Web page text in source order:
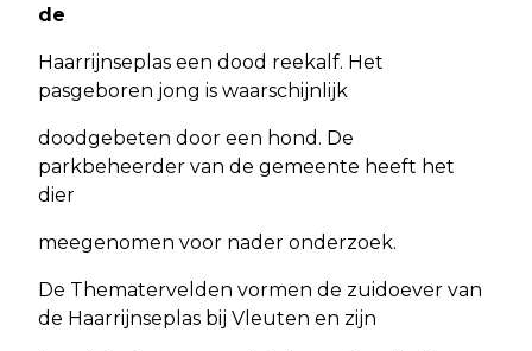
de
Haarrijnseplas een dood reekalf. Het
pasgeboren jong is waarschijnlijk
doodgebeten door een hond. De
parkbeheerder van de gemeente heeft het
dier
meegenomen voor nader onderzoek.
De Thematervelden vormen de zuidoever van
de Haarrijnseplas bij Vleuten en zijn